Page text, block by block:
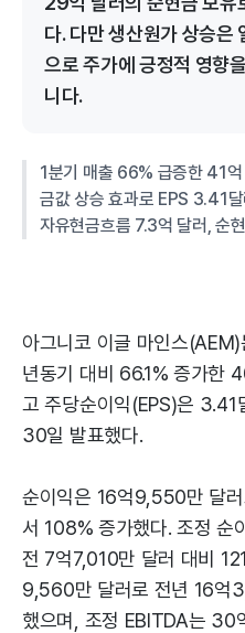
다. 다만 생산원가 상승은
으로 주가에 긍정적 영향
니다.
1분기 매출 66% 급증한 41
금값 상승 효과로 EPS 3.41
자유현금흐름 7.3억 달러, 순
아그니코 이글 마인스
년동기 대비 66.1% 증가한
고 주당순이익(EPS)은
30일 발표했다.
순이익은 16억9,550만 달
서 108% 증가했다. 조정 순
전 7억7,010만 달러 대비
9,560만 달러로 전년 16억
했으며, 조정 EBITDA는 30